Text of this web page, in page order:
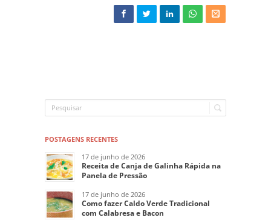
POSTAGENS RECENTES
17 de junho de 2026
Receita de Canja de Galinha Rápida na
Panela de Pressão
17 de junho de 2026
Como fazer Caldo Verde Tradicional
com Calabresa e Bacon